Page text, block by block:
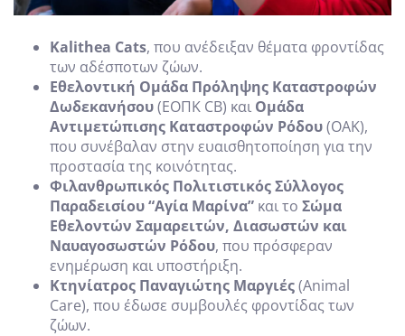
Kalithea Cats, που ανέδειξαν θέματα φροντίδας
των αδέσποτων ζώων.
Εθελοντική Ομάδα Πρόληψης Καταστροφών
Δωδεκανήσου(ΕΟΠΚ CB) και Ομάδα
Αντιμετώπισης Καταστροφών Ρόδου(ΟΑΚ),
που συνέβαλαν στην ευαισθητοποίηση για την
προστασία της κοινότητας.
Φιλανθρωπικός Πολιτιστικός Σύλλογος
Παραδεισίου “Αγία Μαρίνα” και το Σώμα
Εθελοντών Σαμαρειτών, Διασωστών και
Ναυαγοσωστών Ρόδου, που πρόσφεραν
ενημέρωση και υποστήριξη.
Κτηνίατρος Παναγιώτης Μαργιές(Animal
Care), που έδωσε συμβουλές φροντίδας των
ζώων.